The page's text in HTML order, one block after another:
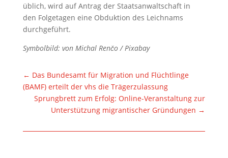
üblich, wird auf Antrag der Staatsanwaltschaft in
den Folgetagen eine Obduktion des Leichnams
durchgeführt.
Symbolbild: von Michal Renčo / Pixabay
← Das Bundesamt für Migration und Flüchtlinge
(BAMF) erteilt der vhs die Trägerzulassung
Sprungbrett zum Erfolg: Online-Veranstaltung zur
Unterstützung migrantischer Gründungen →